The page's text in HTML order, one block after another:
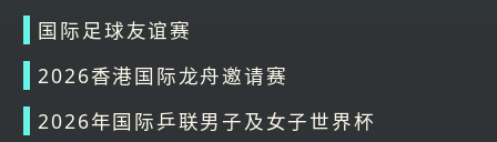
国际足球友谊赛
2026香港国际龙舟邀请赛
2026年国际乒联男子及女子世界杯